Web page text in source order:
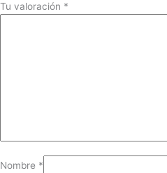
Tu valoración *
Nombre *